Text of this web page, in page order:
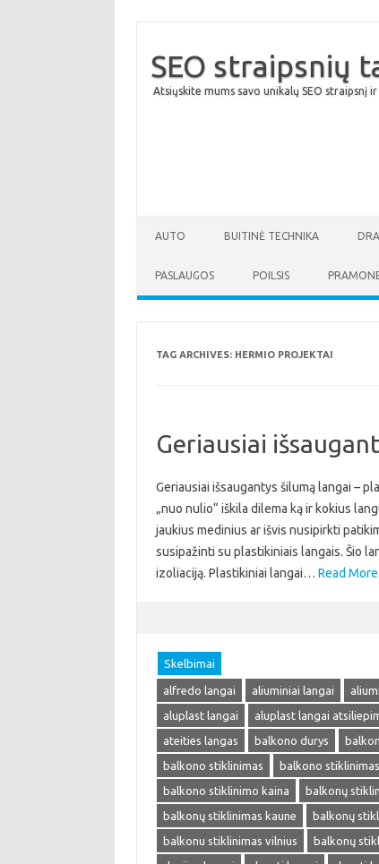
SEO straipsnių
Atsiųskite mums savo unikalų SEO straipsnį
AUTO BUITINĖ TECHNIKA
PASLAUGOS POILSIS
TAG ARCHIVES: HERMIO PROJEKTAI
Geriausiai
Geriausiai išsaugantys šilumą langai –
„nuo nulio“ iškila dilema ką ir kokius
jaukius medinius ar išvis nusipirkti
susipažinti su plastikiniais langais. Šio
izoliaciją. Plastikiniai langai… Read
Skelbimai
alfredo langai aliuminiai langai
aluplast langai
aluplast langai
ateities langas
balkono durys
balkono stiklinimas
balkono
balkono stiklinimo kaina
balkonų
balkonų stiklinimas kaune
balkonų
balkonu stiklinimas vilnius
balkonų